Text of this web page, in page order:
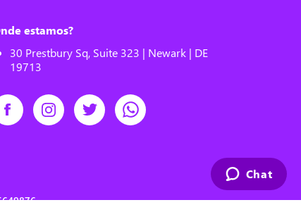
estamos?
30 Prestbury Sq, Suite 323 | Newark | DE
19713
Chat